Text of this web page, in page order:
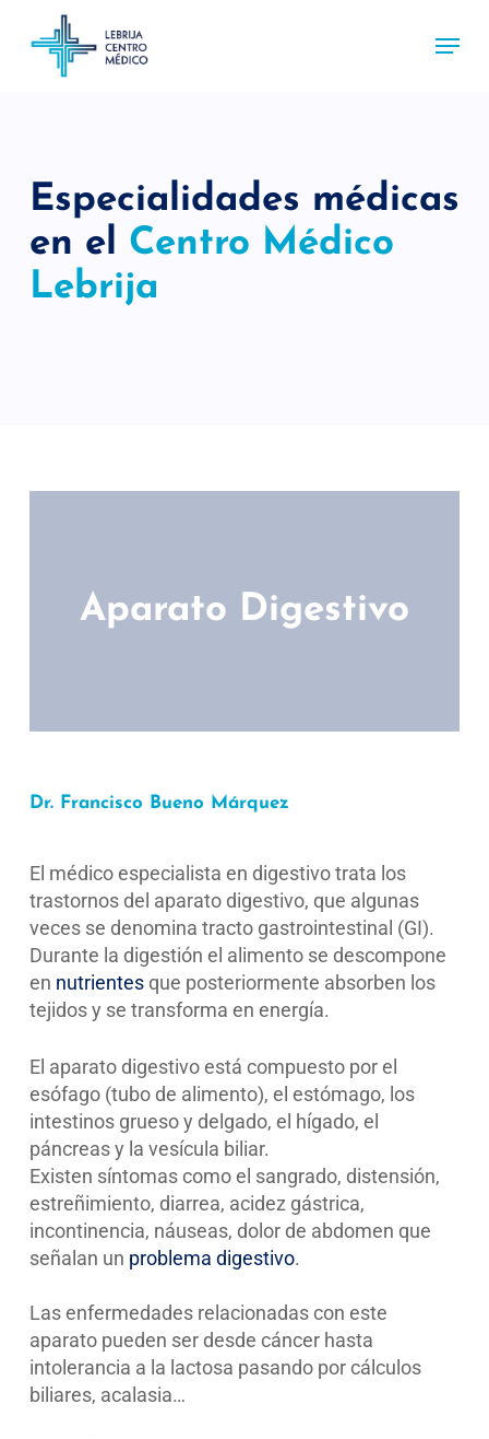
Menu
Especialidades médicas
en el Centro Médico
Lebrija
Aparato Digestivo
Dr. Francisco Bueno Márquez
El médico especialista en digestivo trata los
trastornos del aparato digestivo, que algunas
veces se denomina tracto gastrointestinal (GI).
Durante la digestión el alimento se descompone
en nutrientes que posteriormente absorben los
tejidos y se transforma en energía.
El aparato digestivo está compuesto por el
esófago (tubo de alimento), el estómago, los
intestinos grueso y delgado, el hígado, el
páncreas y la vesícula biliar.
Existen síntomas como el sangrado, distensión,
estreñimiento, diarrea, acidez gástrica,
incontinencia, náuseas, dolor de abdomen que
señalan un problema digestivo.
Las enfermedades relacionadas con este
aparato pueden ser desde cáncer hasta
intolerancia a la lactosa pasando por cálculos
biliares, acalasia…